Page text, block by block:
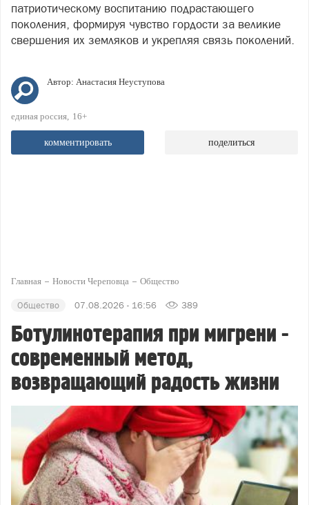
патриотическому воспитанию подрастающего
поколения, формируя чувство гордости за великие
свершения их земляков и укрепляя связь поколений.
Автор: Анастасия Неуступова
единая россия 16+
комментировать поделиться
Главная Новости Череповца Общество
Общество 07.08.2026 - 16:56 389
Ботулинотерапия при мигрени -
современный метод,
возвращающий радость жизни